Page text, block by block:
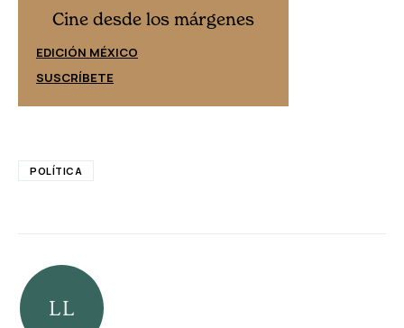
Cine desde los márgenes
EDICIÓN MÉXICO
SUSCRÍBETE
POLÍTICA